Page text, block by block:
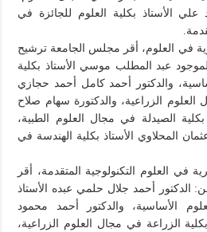
الأستاذ بكلية العلوم للجائزة في
في العلوم، أقر مجلس الجامعة ترشيح
عبد المطلب موسي الأستاذ بكلية
والدكتور أحمد كامل أحمد حجازي
العلوم الزراعية، والدكتورة سهام صلاح
الصيدلة في مجال العلوم الطبية،
المحلاوي الأستاذ بكلية الهندسة في
في العلوم التكنولوجية المتقدمة، أقر
أحمد جلال حلمي عبده الأستاذ
الأساسية، والدكتور أحمد محمود
الزراعة في مجال العلوم الزراعية،